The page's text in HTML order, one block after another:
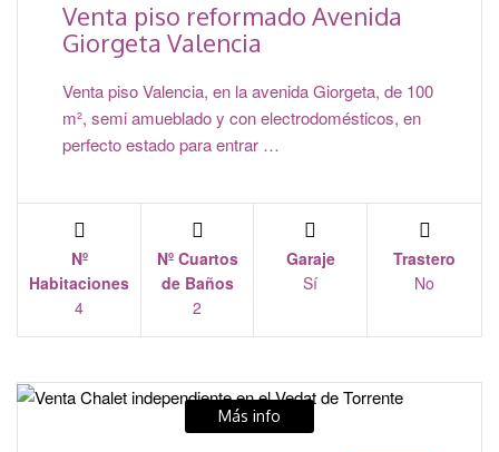
Venta piso reformado Avenida
Giorgeta Valencia
Venta piso Valencia, en la avenida Giorgeta, de 100
m², semi amueblado y con electrodomésticos, en
perfecto estado para entrar …
Nº
Habitaciones
4
Nº Cuartos
de Baños
2
Garaje
Sí
Trastero
No
Más info